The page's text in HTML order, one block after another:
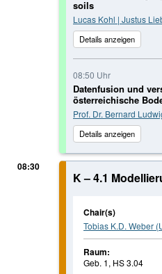
soils
Lucas Kohl | Justus
Details anzeigen
08:50 Uhr
Datenfusion und
österreichische
Prof. Dr. Bernard
Details anzeigen
08:30
K – 4.1
Chair(s)
Tobias K.D. Weber
Raum:
Geb. 1, HS 3.04